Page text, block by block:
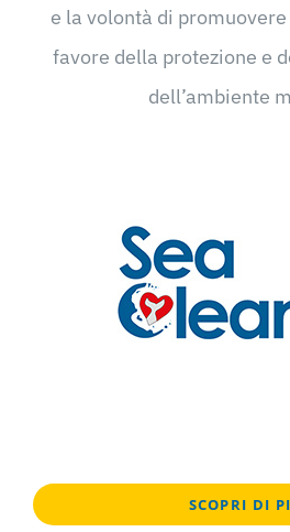
e la volontà di
favore della protezione e
dell’ambiente
SCOPRI DI